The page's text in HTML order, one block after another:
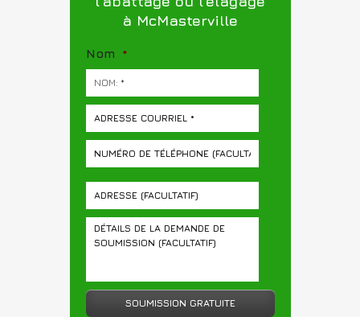
à McMasterville
Nom *